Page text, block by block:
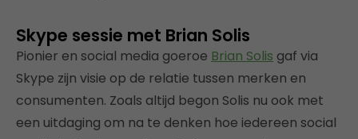
Skype sessie met Brian Solis
Pionier en social media goeroe Brian Solis gaf via
Skype zijn visie op de relatie tussen merken en
consumenten. Zoals altijd begon Solis nu ook met
een uitdaging om na te denken hoe iedereen social